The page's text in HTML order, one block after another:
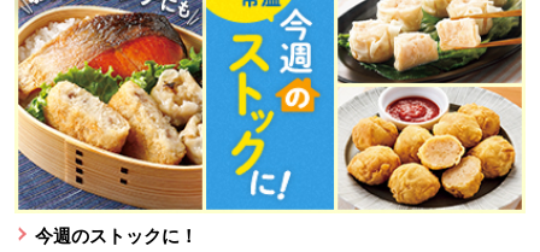
今週のストックに！